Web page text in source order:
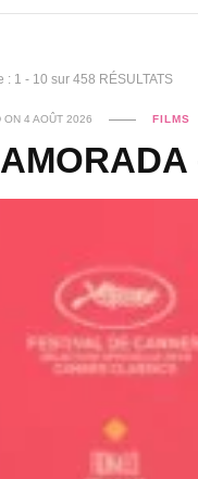
: 1 - 10 sur 458 RÉSULTATS
ON 4 AOÛT 2026 FILMS